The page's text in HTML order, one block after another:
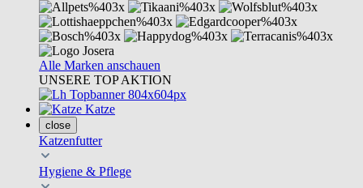
Alle Marken anschauen
UNSERE TOP AKTION
Katze
close
Katzenfutter
Hygiene & Pflege